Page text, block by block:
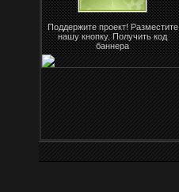
Поддержите проект! Разместите
нашу кнопку. Получить код
баннера